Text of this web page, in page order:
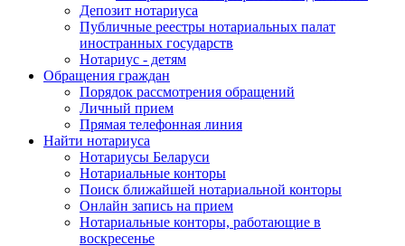
Депозит нотариуса
Публичные реестры нотариальных палат
иностранных государств
Нотариус - детям
Обращения граждан
Порядок рассмотрения обращений
Личный прием
Прямая телефонная линия
Найти нотариуса
Нотариусы Беларуси
Нотариальные конторы
Поиск ближайшей нотариальной конторы
Онлайн запись на прием
Нотариальные конторы, работающие в
воскресенье